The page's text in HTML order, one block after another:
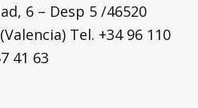
6 – Desp 5 /46520
Tel. +34 96 110
41 63